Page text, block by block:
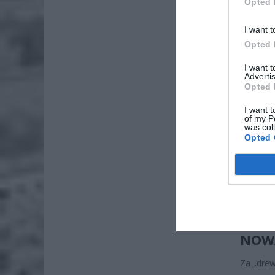
I want
Opted
I want
Opted
I want
of my
was
Opted
8
7
Za